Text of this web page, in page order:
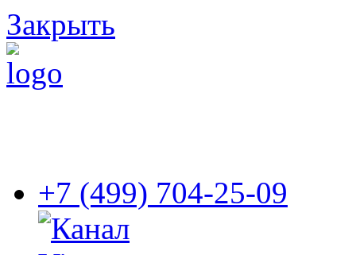
Закрыть
+7 (499) 704-25-09